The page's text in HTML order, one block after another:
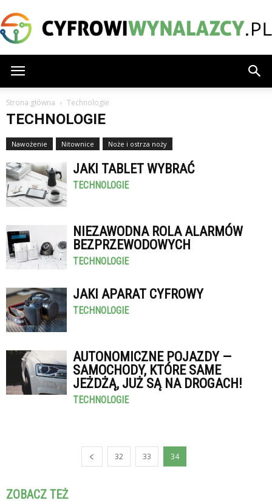
Strona główna Technologie
TECHNOLOGIE
Nawożenie Nitownice Noże i ostrza noży
JAKI TABLET WYBRAĆ
TECHNOLOGIE
NIEZAWODNA ROLA ALARMÓW
BEZPRZEWODOWYCH
TECHNOLOGIE
JAKI APARAT CYFROWY
TECHNOLOGIE
AUTONOMICZNE POJAZDY —
SAMOCHODY, KTÓRE SAME
JEŻDŻĄ, JUŻ SĄ NA DROGACH!
TECHNOLOGIE
32 33 34
ZOBACZ TEŻ